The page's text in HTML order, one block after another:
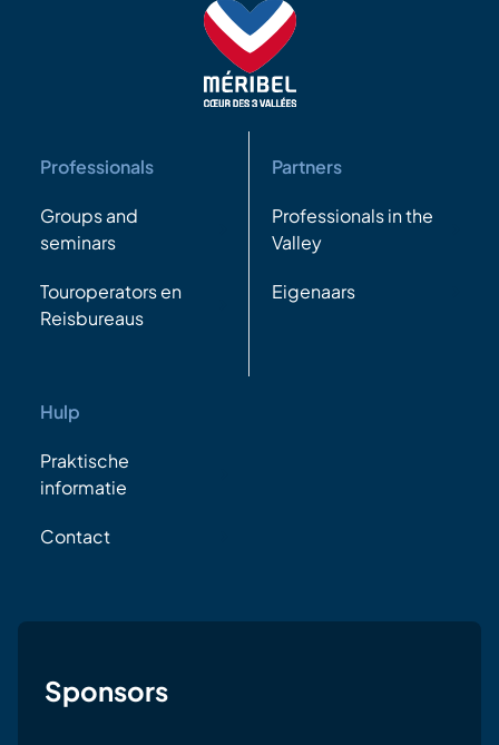
Professionals
Groups and
seminars
Touroperators en
Reisbureaus
Partners
Professionals in the
Valley
Eigenaars
Hulp
Praktische
informatie
Contact
Sponsors